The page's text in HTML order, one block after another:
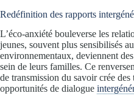
Redéfinition des rapports
L’éco-anxiété bouleverse les
jeunes, souvent plus sensibilisés
environnementaux, deviennent
sein de leurs familles. Ce
de transmission du savoir crée des
opportunités de dialogue